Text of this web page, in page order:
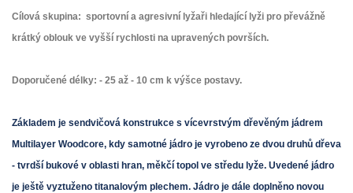
Cílová skupina: sportovní a agresivní lyžaři hledající lyži pro převážně
krátký oblouk ve vyšší rychlosti na upravených površích.
Doporučené délky: - 25 až - 10 cm k výšce postavy.
Základem je sendvičová konstrukce s vícevrstvým dřevěným jádrem
Multilayer Woodcore, kdy samotné jádro je vyrobeno ze dvou druhů dřeva
- tvrdší bukové v oblasti hran, měkčí topol ve středu lyže. Uvedené jádro
je ještě vyztuženo titanalovým plechem. Jádro je dále doplněno novou